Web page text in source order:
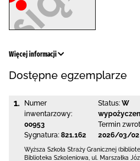
Więcej informacji
Dostępne egzemplarze
1.
Numer
inwentarzowy:
00953
Sygnatura: 821.162
Status: W
Termin
2026/03/02
Wyższa Szkoła Straży Granicznej
Biblioteka Szkoleniowa, ul. Marszałka